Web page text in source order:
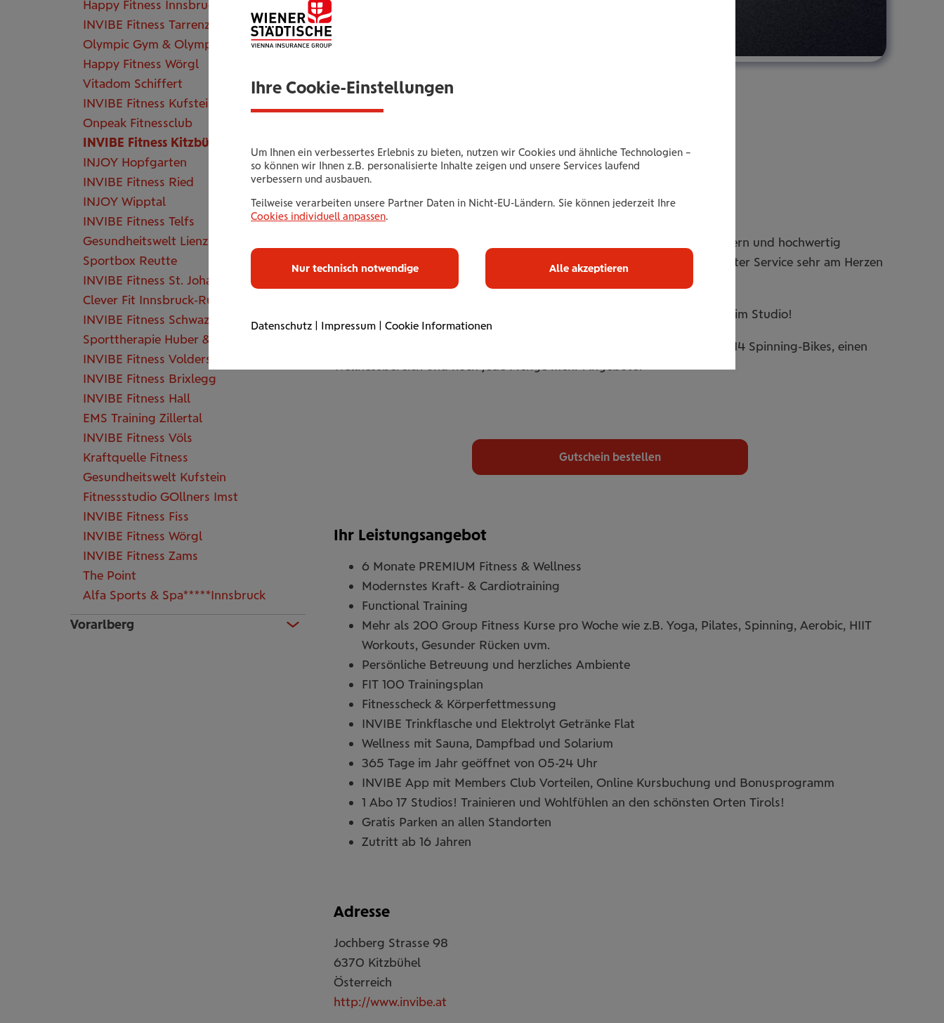
2
Happy Fitness Innsbruck
INVIBE Fitness Tarrenz
Olympic Gym & Olympic Fitness
Happy Fitness Wörgl
Vitadom Schiffert
INVIBE Fitness Kufstein
Onpeak Fitnessclub
INVIBE Fitness Kitzbühel
INJOY Hopfgarten
INVIBE Fitness Ried
INJOY Wipptal
INVIBE Fitness Telfs
Gesundheitswelt Lienz
Sportbox Reutte
INVIBE Fitness St. Johann
Clever Fit Innsbruck-Rum
INVIBE Fitness Schwaz
Sporttherapie Huber & Mair
INVIBE Fitness Volders
INVIBE Fitness Brixlegg
INVIBE Fitness Hall
EMS Training Zillertal
INVIBE Fitness Völs
Kraftquelle Fitness
Gesundheitswelt Kufstein
Fitnessstudio GOllners Imst
INVIBE Fitness Fiss
INVIBE Fitness Wörgl
INVIBE Fitness Zams
The Point
Alfa Sports & Spa*****Innsbruck
Vorarlberg
1
FITNESS DER NEUEN GENERATION
Eine Sportanlage der neuen Generation, wie man sie selten findet: modern und hochwertig
ausgestattet mit freundlichen und qualifizierten Mitarbeitern, denen guter Service sehr am Herzen
liegt. Erleben Sie diese Atmosphäre!
An kaum einen anderen Ort treffen Sie so viele nette Leute, wie bei uns im Studio!
365 Tage geöffnet, über 30 Ausdauergeräte, über 30 Kraftmaschinen, 14 Spinning-Bikes, einen
Gutschein bestellen
Ihr Leistungsangebot
6 Monate PREMIUM Fitness & Wellness
Modernstes Kraft- & Cardiotraining
Functional Training
Mehr als 200 Group Fitness Kurse pro Woche wie z.B. Yoga, Pilates, Spinning, Aerobic, HIIT
Workouts, Gesunder Rücken uvm.
Persönliche Betreuung und herzliches Ambiente
FIT 100 Trainingsplan
Fitnesscheck & Körperfettmessung
INVIBE Trinkflasche und Elektrolyt Getränke Flat
Wellness mit Sauna, Dampfbad und Solarium
365 Tage im Jahr geöffnet von 05-24 Uhr
INVIBE App mit Members Club Vorteilen, Online Kursbuchung und Bonusprogramm
1 Abo 17 Studios! Trainieren und Wohlfühlen an den schönsten Orten Tirols!
Gratis Parken an allen Standorten
Zutritt ab 16 Jahren
Adresse
Jochberg Strasse 98
6370 Kitzbühel
Österreich
http://www.invibe.at
Ihre Cookie-Einstellungen
Um Ihnen ein verbessertes Erlebnis zu bieten, nutzen wir Cookies und ähnliche Technologien –
so können wir Ihnen z.B. personalisierte Inhalte zeigen und unsere Services laufend
verbessern und ausbauen.
Teilweise verarbeiten unsere Partner Daten in Nicht-EU-Ländern. Sie können jederzeit Ihre
Cookies individuell anpassen.
Nur technisch notwendige Alle akzeptieren
Datenschutz | Impressum | Cookie Informationen